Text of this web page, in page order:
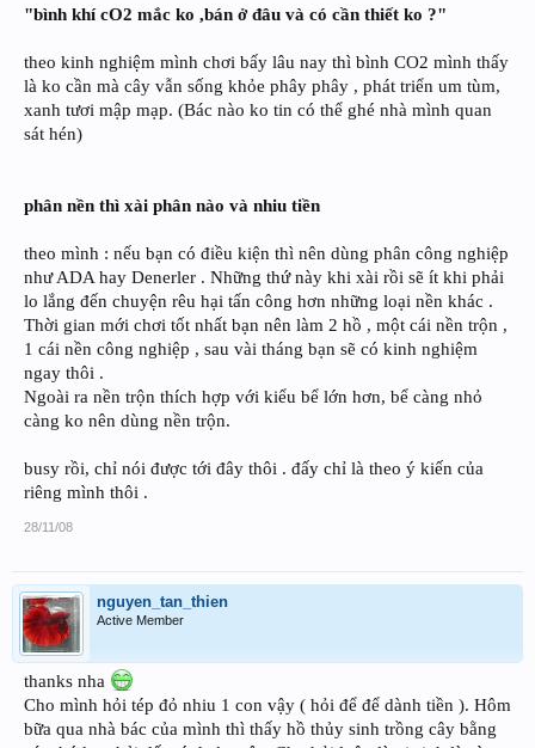
"bình khí cO2 mắc ko ,bán ở đâu và có cần thiết ko ?"
theo kinh nghiệm mình chơi bấy lâu nay thì bình CO2 mình thấy
là ko cần mà cây vẫn sống khỏe phây phây , phát triển um tùm,
xanh tươi mập mạp. (Bác nào ko tin có thể ghé nhà mình quan
sát hén)
phân nền thì xài phân nào và nhiu tiền
theo mình : nếu bạn có điều kiện thì nên dùng phân công nghiệp
như ADA hay Denerler . Những thứ này khi xài rồi sẽ ít khi phải
lo lắng đến chuyện rêu hại tấn công hơn những loại nền khác .
Thời gian mới chơi tốt nhất bạn nên làm 2 hồ , một cái nền trộn ,
1 cái nền công nghiệp , sau vài tháng bạn sẽ có kinh nghiệm
ngay thôi .
Ngoài ra nền trộn thích hợp với kiểu bể lớn hơn, bể càng nhỏ
càng ko nên dùng nền trộn.
busy rồi, chỉ nói được tới đây thôi . đấy chỉ là theo ý kiến của
riêng mình thôi .
28/11/08
nguyen_tan_thien
Active Member
thanks nha
Cho mình hỏi tép đỏ nhiu 1 con vậy ( hỏi để để dành tiền ). Hôm
bữa qua nhà bác của mình thì thấy hồ thủy sinh trồng cây bằng